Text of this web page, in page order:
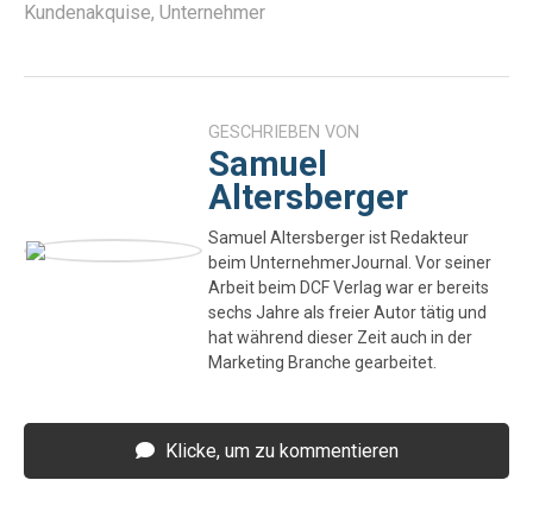
Kundenakquise, Unternehmer
GESCHRIEBEN VON
Samuel
Altersberger
Samuel Altersberger ist Redakteur
beim UnternehmerJournal. Vor seiner
Arbeit beim DCF Verlag war er bereits
sechs Jahre als freier Autor tätig und
hat während dieser Zeit auch in der
Marketing Branche gearbeitet.
Klicke, um zu kommentieren